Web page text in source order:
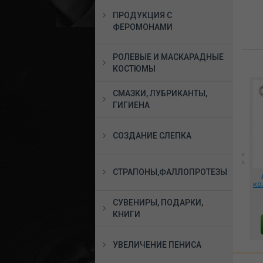
ПРОДУКЦИЯ С
ФЕРОМОНАМИ
РОЛЕВЫЕ И МАСКАРАДНЫЕ
КОСТЮМЫ
СМАЗКИ, ЛУБРИКАНТЫ,
ГИГИЕНА
СОЗДАНИЕ СЛЕПКА
СТРАПОНЫ,ФАЛЛОПРОТЕЗЫ
СУВЕНИРЫ, ПОДАРКИ,
КНИГИ
УВЕЛИЧЕНИЕ ПЕНИСА
**Фаллоимитатор №59
*Фаллоимитатор из
1966 руб.